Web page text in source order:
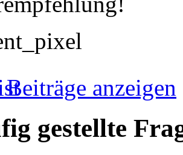
anzeigen
gestellte